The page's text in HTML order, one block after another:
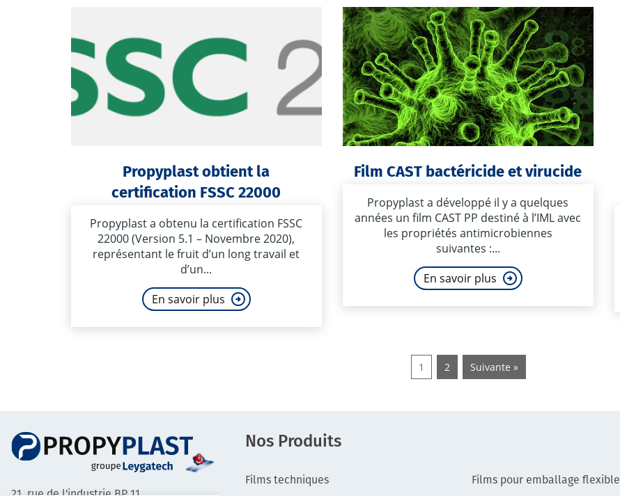
Propyplast obtient la
certification FSSC 22000
Propyplast a obtenu la certification FSSC
22000 (Version 5.1 – Novembre 2020),
représentant le fruit d’un long travail et
d’un...
En savoir plus
Film CAST bactéricide et virucide
Propyplast a développé il y a quelques
années un film CAST PP destiné à l’IML avec
les propriétés antimicrobiennes
suivantes :...
En savoir plus
1 2 Suivante »
Nos Produits
Films techniques
Films pour emballage flexible